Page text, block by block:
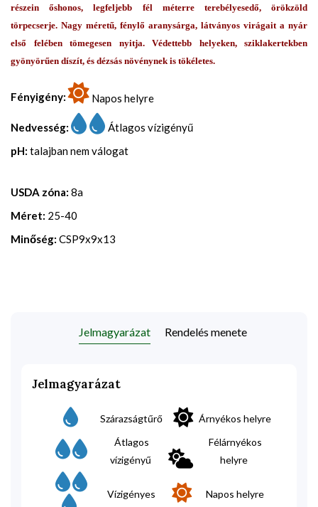
részein őshonos, legfeljebb fél méterre terebélyesedő, örökzöld
törpecserje. Nagy méretű, fénylő aranysárga, látványos virágait a nyár
első felében tömegesen nyitja. Védettebb helyeken, sziklakertekben
gyönyörűen díszít, és dézsás növénynek is tökéletes.
Fényigény: Napos helyre
Nedvesség:
Átlagos vízigényű
pH: talajban nem válogat
USDA zóna: 8a
Méret: 25-40
Minőség: CSP9x9x13
Jelmagyarázat Rendelés menete
Jelmagyarázat
Szárazságtűrő
Árnyékos helyre
Átlagos
vízigényű
Félárnyékos
helyre
Vízigényes Napos helyre